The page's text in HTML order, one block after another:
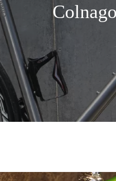
Stock coming soon
Colnago